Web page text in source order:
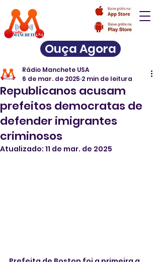
Ouça Agora
Republicanos acusam
prefeitos democratas de
defender imigrantes
criminosos
Rádio Manchete USA
6 de mar. de 2025 2 min de leitura
Atualizado: 11 de mar. de 2025